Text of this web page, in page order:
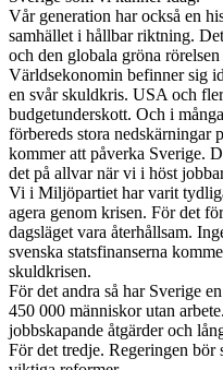
Vår generation har också en
samhället i hållbar riktning.
och den globala gröna
Världsekonomin befinner sig
en svår skuldkris. USA och
budgetunderskott. Och i
förbereds stora nedskärningar
kommer att påverka Sverige.
det på allvar när vi i höst
Vi i Miljöpartiet har varit
agera genom krisen. För det
dagsläget vara återhållsam.
svenska statsfinanserna
skuldkrisen.
För det andra så har Sverige
450 000 människor utan
jobbskapande åtgärder och
För det tredje. Regeringen bör